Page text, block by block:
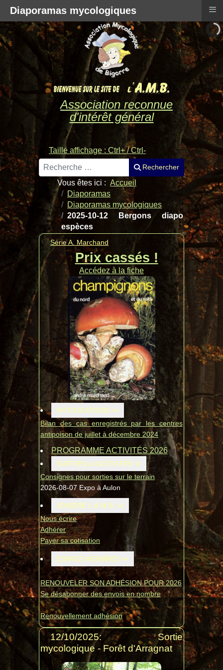
Association reconnue
d'intérêt général
Taille affichage : Ctrl+ / Ctrl-
Rechercher
Rechercher
Vous êtes ici : Accueil
Diaporamas
Diaporamas mycologiques
2025-10-12 Bergons diapo
espèces
Série A. Marchand
Prix cassés !
Accédez à la fiche
INTOXICATIONS
Bilan des cas enregistrés par les centres
antipoison de juillet à décembre 2024
PROGRAMME ACTIVITÉS 2026
SORTIES et ACTIVITÉS
Consignes pour sorties sur le terrain
2026-08-07 Expo à Aulon
JOINDRE L'A.M.B.
Nous écrire
Adhérer
Payer sa cotisation
ESPACE MEMBRES
RENOUVELER SON ADHÉSION POUR 2026
Se désabonner des envois en nombre
Renouvellement adhésion
12/10/2025: Sortie
mycologique - Forêt d'Arragnat
Diaporamas mycologiques ≡